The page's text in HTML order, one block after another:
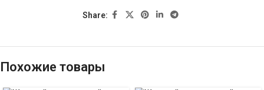
Share:
Похожие товары